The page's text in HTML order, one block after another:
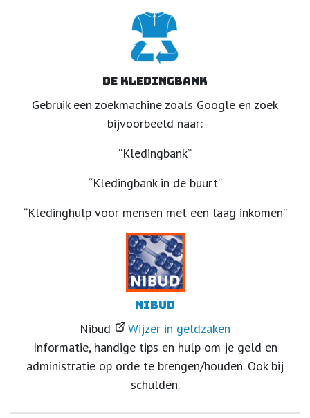
De Kledingbank
Gebruik een zoekmachine zoals Google en zoek
bijvoorbeeld naar:
“Kledingbank”
“Kledingbank in de buurt”
“Kledinghulp voor mensen met een laag inkomen”
Nibud
Nibud
Wijzer in geldzaken
Informatie, handige tips en hulp om je geld en
administratie op orde te brengen/houden. Ook bij
schulden.